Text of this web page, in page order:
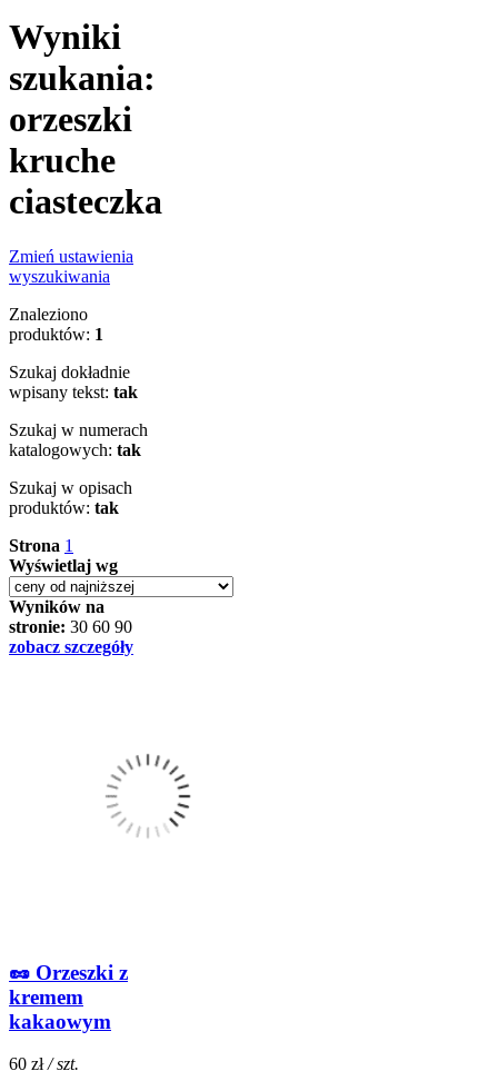
Wyniki
szukania:
orzeszki
kruche
ciasteczka
Zmień ustawienia
wyszukiwania
Znaleziono
produktów: 1
Szukaj dokładnie
wpisany tekst: tak
Szukaj w numerach
katalogowych: tak
Szukaj w opisach
produktów: tak
Strona 1
Wyświetlaj wg
Wyników na
stronie: 30 60 90
zobacz szczegóły
🥜 Orzeszki z
kremem
kakaowym
60 zł / szt.